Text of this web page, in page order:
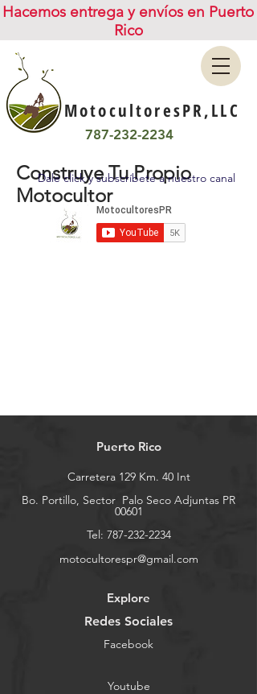
Hacemos entrega y envíos en Puerto
Rico
MotocultoresPR,LLC
787-232-2234
Dale click y subscríbete a nuestro canal
Construye Tu Propio
Motocultor
Puerto Rico
Carretera 129 Km. 40 Int
Bo. Portillo, Sector Palo Seco Adjuntas PR
00601
Tel: 787-232-2234
motocultorespr@gmail.com
Explore
Redes Sociales
Facebook
Youtube